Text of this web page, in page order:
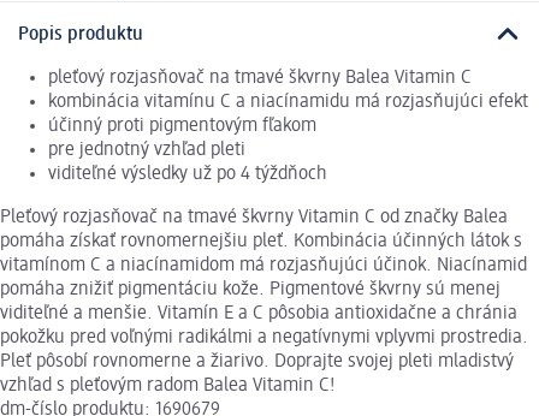
Popis produktu
pleťový rozjasňovač na tmavé škvrny Balea Vitamin C
kombinácia vitamínu C a niacínamidu má rozjasňujúci efekt
účinný proti pigmentovým fľakom
pre jednotný vzhľad pleti
viditeľné výsledky už po 4 týždňoch
Pleťový rozjasňovač na tmavé škvrny Vitamin C od značky Balea
pomáha získať rovnomernejšiu pleť. Kombinácia účinných látok s
vitamínom C a niacínamidom má rozjasňujúci účinok. Niacínamid
pomáha znižiť pigmentáciu kože. Pigmentové škvrny sú menej
viditeľné a menšie. Vitamín E a C pôsobia antioxidačne a chránia
pokožku pred voľnými radikálmi a negatívnymi vplyvmi prostredia.
Pleť pôsobí rovnomerne a žiarivo. Doprajte svojej pleti mladistvý
vzhľad s pleťovým radom Balea Vitamin C!
dm-číslo produktu: 1690679